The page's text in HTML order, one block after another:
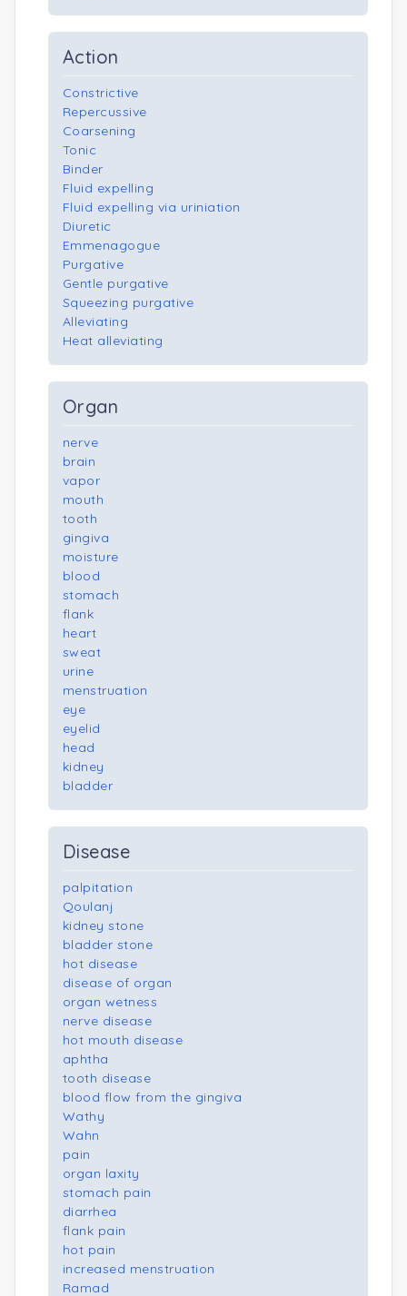
Action
Constrictive
Repercussive
Coarsening
Tonic
Binder
Fluid expelling
Fluid expelling via uriniation
Diuretic
Emmenagogue
Purgative
Gentle purgative
Squeezing purgative
Alleviating
Heat alleviating
Organ
nerve
brain
vapor
mouth
tooth
gingiva
moisture
blood
stomach
flank
heart
sweat
urine
menstruation
eye
eyelid
head
kidney
bladder
Disease
palpitation
Qoulanj
kidney stone
bladder stone
hot disease
disease of organ
organ wetness
nerve disease
hot mouth disease
aphtha
tooth disease
blood flow from the gingiva
Wathy
Wahn
pain
organ laxity
stomach pain
diarrhea
flank pain
hot pain
increased menstruation
Ramad